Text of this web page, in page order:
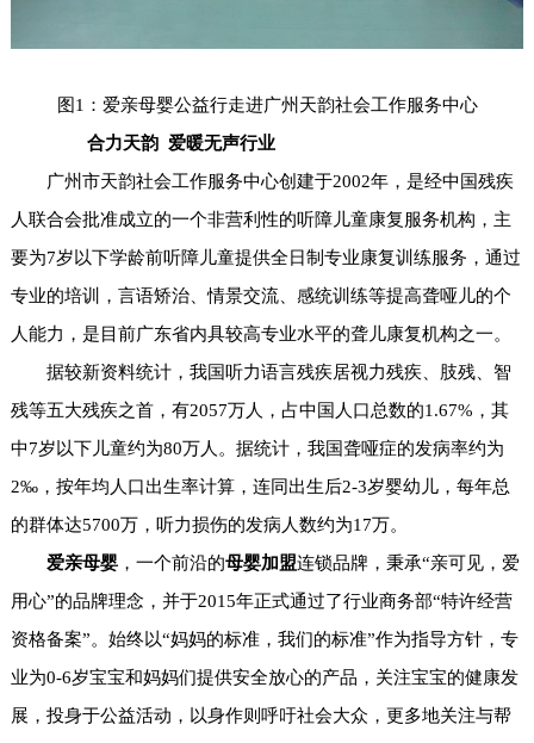
图1：爱亲母婴公益行走进广州天韵社会工作服务中心
合力天韵 爱暖无声行业
广州市天韵社会工作服务中心创建于2002年，是经中国残疾
人联合会批准成立的一个非营利性的听障儿童康复服务机构，主
要为7岁以下学龄前听障儿童提供全日制专业康复训练服务，通过
专业的培训，言语矫治、情景交流、感统训练等提高聋哑儿的个
人能力，是目前广东省内具较高专业水平的聋儿康复机构之一。
据较新资料统计，我国听力语言残疾居视力残疾、肢残、智
残等五大残疾之首，有2057万人，占中国人口总数的1.67%，其
中7岁以下儿童约为80万人。据统计，我国聋哑症的发病率约为
2‰，按年均人口出生率计算，连同出生后2-3岁婴幼儿，每年总
的群体达5700万，听力损伤的发病人数约为17万。
爱亲母婴，一个前沿的母婴加盟连锁品牌，秉承“亲可见，爱
用心”的品牌理念，并于2015年正式通过了行业商务部“特许经营
资格备案”。始终以“妈妈的标准，我们的标准”作为指导方针，专
业为0-6岁宝宝和妈妈们提供安全放心的产品，关注宝宝的健康发
展，投身于公益活动，以身作则呼吁社会大众，更多地关注与帮